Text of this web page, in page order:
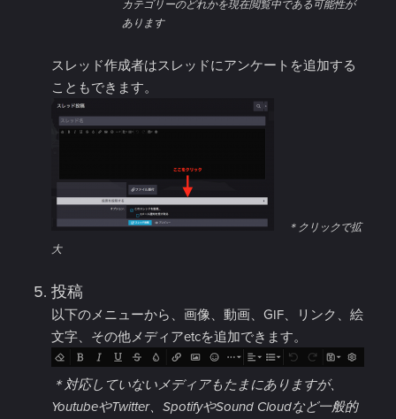
カテゴリーのどれかを現在閲覧中である可能性が
あります
スレッド作成者はスレッドにアンケートを追加する
こともできます。
＊クリックで拡
大
投稿
以下のメニューから、画像、動画、GIF、リンク、絵
文字、その他メディアetcを追加できます。
＊対応していないメディアもたまにありますが、
YoutubeやTwitter、SpotifyやSound Cloudなど一般的